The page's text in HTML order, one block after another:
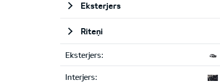
Eksterjers
Riteņi
Eksterjers:
Interjers: